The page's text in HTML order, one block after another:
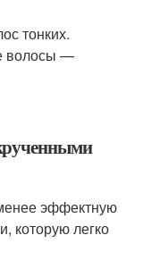
эффектную
которую легко